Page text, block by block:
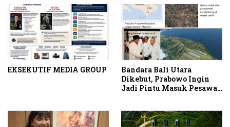
EKSEKUTIF MEDIA GROUP
Bandara Bali Utara
Dikebut, Prabowo Ingin
Jadi Pintu Masuk Pesawat